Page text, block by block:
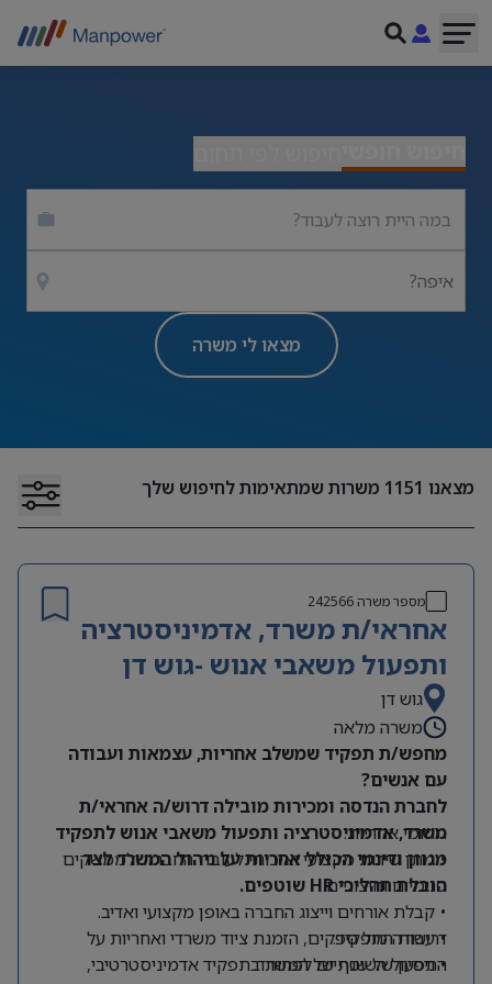
איפה?
מצאו לי משרה
מצאנו 1151 משרות שמתאימות לחיפוש שלך
מספר משרה242566
אחראי/ת משרד, אדמיניסטרציה
ותפעול משאבי אנוש -גוש דן
גוש דן
משרה מלאה
מחפש/ת תפקיד שמשלב אחריות, עצמאות ועבודה
עם אנשים?
לחברת הנדסה ומכירות מובילה דרוש/ה אחראי/ת
משרד, אדמיניסטרציה ותפעול משאבי אנוש לתפקיד
מגוון ודינמי הכולל אחריות על ניהול המשרד לצד
הובלת תהליכי HR שוטפים.
תחומי אחריות:
• מתן שירות מקצועי ואיכותי לעובדי החברה ולממשקים
פנימיים וחיצוניים.
• קבלת אורחים וייצוג החברה באופן מקצועי ואדיב.
• עבודה מול ספקים, הזמנת ציוד משרדי ואחריות על
התפעול השוטף של המשרד.
דרישות התפקיד:
• ניסיון של שנתיים לפחות בתפקיד אדמיניסטרטיבי,